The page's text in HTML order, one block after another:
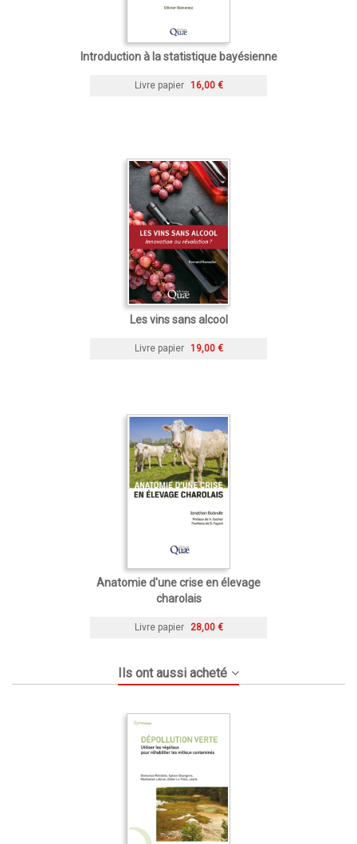
Introduction à la statistique bayésienne
Livre papier 16,00 €
Les vins sans alcool
Livre papier 19,00 €
Anatomie d'une crise en élevage
charolais
Livre papier 28,00 €
Ils ont aussi acheté